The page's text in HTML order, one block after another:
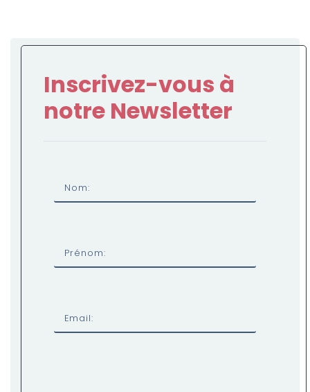
Inscrivez-vous à
notre Newsletter
Nom:
Prénom:
Email: